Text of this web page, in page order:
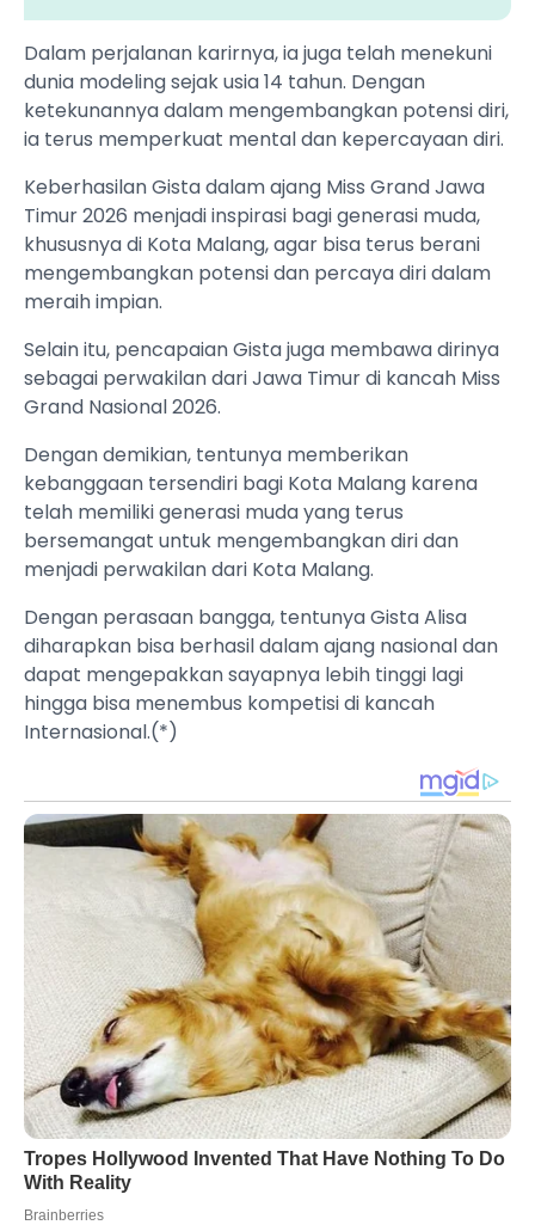
Dalam perjalanan karirnya, ia juga telah menekuni
dunia modeling sejak usia 14 tahun. Dengan
ketekunannya dalam mengembangkan potensi diri,
ia terus memperkuat mental dan kepercayaan diri.
Keberhasilan Gista dalam ajang Miss Grand Jawa
Timur 2026 menjadi inspirasi bagi generasi muda,
khususnya di Kota Malang, agar bisa terus berani
mengembangkan potensi dan percaya diri dalam
meraih impian.
Selain itu, pencapaian Gista juga membawa dirinya
sebagai perwakilan dari Jawa Timur di kancah Miss
Grand Nasional 2026.
Dengan demikian, tentunya memberikan
kebanggaan tersendiri bagi Kota Malang karena
telah memiliki generasi muda yang terus
bersemangat untuk mengembangkan diri dan
menjadi perwakilan dari Kota Malang.
Dengan perasaan bangga, tentunya Gista Alisa
diharapkan bisa berhasil dalam ajang nasional dan
dapat mengepakkan sayapnya lebih tinggi lagi
hingga bisa menembus kompetisi di kancah
Internasional.(*)